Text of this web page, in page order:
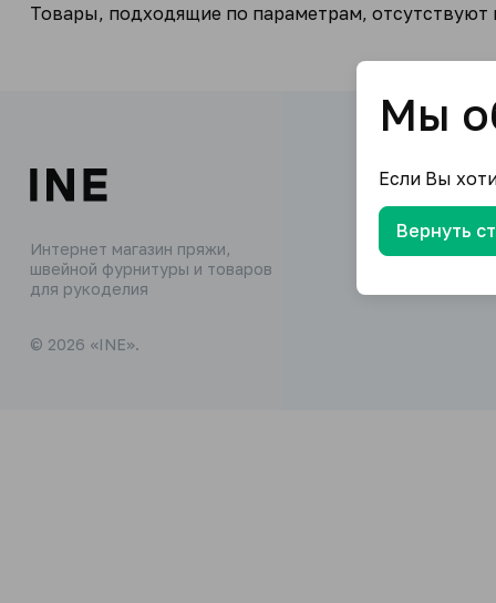
Товары, подходящие по параметрам, отсутствуют
Интернет магазин пряжи,
швейной фурнитуры и товаров
для рукоделия
© 2026 «INE».
Мы
Если Вы
Вернуть